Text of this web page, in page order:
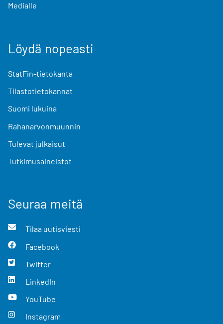
Medialle
Löydä nopeasti
StatFin-tietokanta
Tilastotietokannat
Suomi lukuina
Rahanarvonmuunnin
Tulevat julkaisut
Tutkimusaineistot
Seuraa meitä
Tilaa uutisviesti
Facebook
Twitter
LinkedIn
YouTube
Instagram